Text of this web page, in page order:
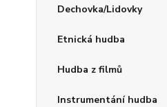
Dechovka/Lidovky
Etnická hudba
Hudba z filmů
Instrumentání hudba